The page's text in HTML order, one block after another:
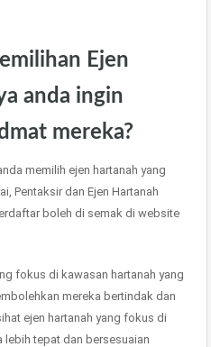
Ejen
anda ingin
mereka?
memilih ejen hartanah yang
Pentaksir dan Ejen Hartanah
boleh di semak di website
fokus di kawasan hartanah yang
mereka bertindak dan
ejen hartanah yang fokus di
lebih tepat dan bersesuaian